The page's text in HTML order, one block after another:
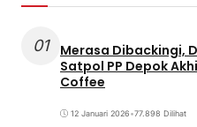
01
Merasa Dibackingi,
Satpol PP Depok
Coffee
12 Januari 2026•77.898 Dilihat